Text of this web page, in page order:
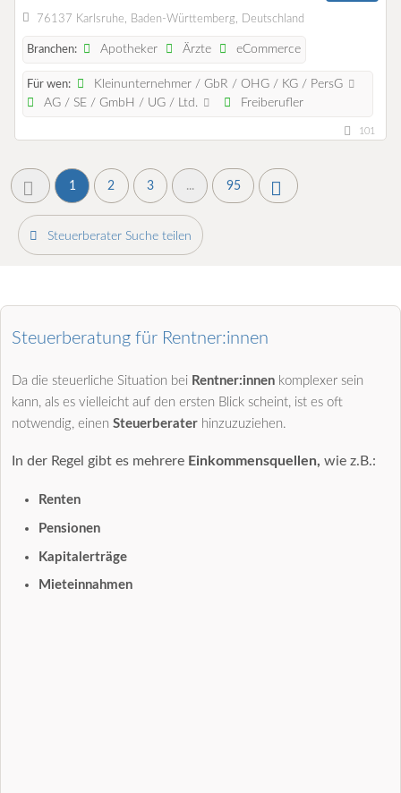
76137 Karlsruhe, Baden-Württemberg, Deutschland
Branchen: Apotheker Ärzte eCommerce
Für wen:
Kleinunternehmer / GbR / OHG / KG / PersG
AG / SE / GmbH / UG / Ltd.
Freiberufler
101
1 2 3 ... 95
Steuerberater Suche teilen
Steuerberatung für Rentner:innen
Da die steuerliche Situation bei Rentner:innen komplexer sein
kann, als es vielleicht auf den ersten Blick scheint, ist es oft
notwendig, einen Steuerberater hinzuzuziehen.
In der Regel gibt es mehrere Einkommensquellen, wie z.B.:
Renten
Pensionen
Kapitalerträge
Mieteinnahmen